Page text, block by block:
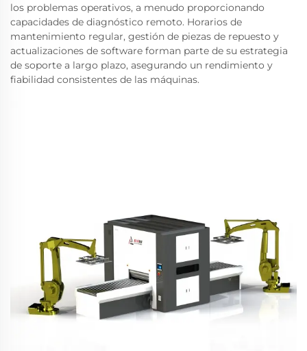
los problemas operativos, a menudo proporcionando
capacidades de diagnóstico remoto. Horarios de
mantenimiento regular, gestión de piezas de repuesto y
actualizaciones de software forman parte de su estrategia
de soporte a largo plazo, asegurando un rendimiento y
fiabilidad consistentes de las máquinas.